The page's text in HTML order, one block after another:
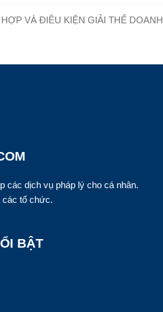
VÀ ĐIỀU KIỆN GIẢI THỂ DOANH
các dịch vụ pháp lý cho cá nhân.
các tổ chức.
BẬT